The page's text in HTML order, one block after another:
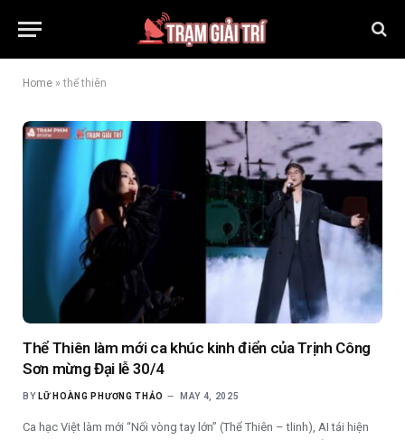
Home »thể thiên
Thể Thiên làm mới ca khúc kinh điển của Trịnh Công
Sơn mừng Đại lễ 30/4
BY LỮ HOÀNG PHƯƠNG THẢO MAY 4, 2025
Ca hạc Việt làm mới “Nối vòng tay lớn” (Thể Thiên – tlinh), AI tái hiện